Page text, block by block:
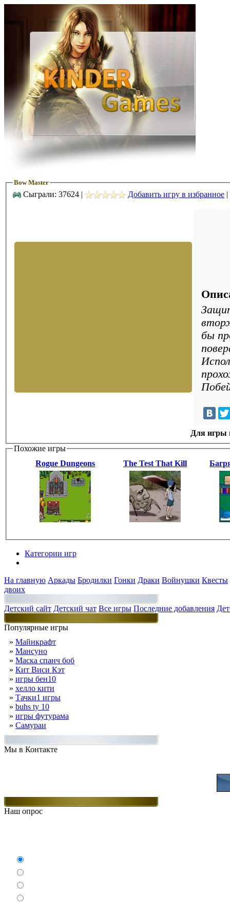
Bow Master
Сыграли: 37624 | Добавить игру в избранное |
бы
Для игры
Похожие игры
Rogue Dungeons
The Test That Kill
Категории игр
На главную Аркады Бродилки Гонки Драки Войнушки Квесты
двоих
Детский сайт Детский чат Все игры Последние добавления
Популярные игры
» Майнкрафт
» Мансуно
» Маска спанч боб
» Кит Виси Кэт
» игры бен10
» хелло кити
» Тачки1 игры
» buhs ty 10
» игры футурама
» Самураи
Мы в Контакте
Наш опрос